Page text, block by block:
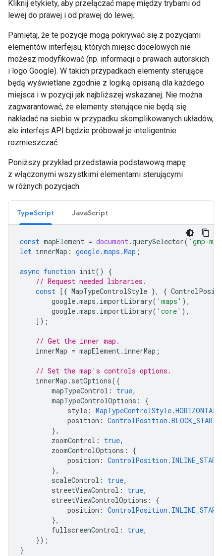
Kliknij etykiety, aby przełączać mapę między trybami od
lewej do prawej i od prawej do lewej.
Pamiętaj, że te pozycje mogą pokrywać się z pozycjami
elementów interfejsu, których miejsc docelowych nie
możesz modyfikować (np. informacji o prawach autorskich
i logo Google). W takich przypadkach elementy sterujące
będą wyświetlane zgodnie z logiką opisaną dla każdego
miejsca i w pozycji jak najbliższej wskazanej. Nie można
zagwarantować, że elementy sterujące nie będą się
nakładać na siebie w przypadku skomplikowanych układów,
ale interfejs API będzie próbował je inteligentnie
rozmieszczać.
Poniższy przykład przedstawia podstawową mapę
z włączonymi wszystkimi elementami sterującymi
w różnych pozycjach.
TypeScript JavaScript
const mapElement = document.querySelector( 'gmp-
let innerMap : google.maps.Map ;
async function init()
{
// Request needed libraries.
const
[{ MapTypeControlStyle }, {
google.maps . importLibrary( 'maps' ),
google.maps . importLibrary( 'core' ),
]);
// Get the inner map.
innerMap = mapElement. innerMap ;
// Set the map's controls options.
innerMap . setOptions({
mapTypeControl : true,
mapTypeControlOptions :
{
style :
position :
},
zoomControl : true,
zoomControlOptions :
{
position :
},
scaleControl : true,
streetViewControl : true,
streetViewControlOptions :
{
position :
},
fullscreenControl : true,
});
}